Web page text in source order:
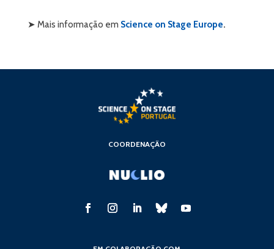
➤ Mais informação em Science on Stage Europe.
COORDENAÇÃO